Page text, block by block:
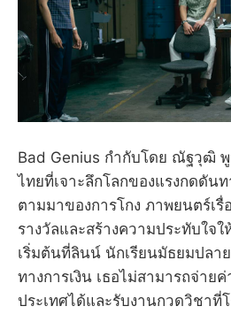
Bad Genius กำกับโดย ณัฐวุฒิ
ไทยที่เจาะลึกโลกของแรงกดดัน
ตามมาของการโกง ภาพยนตร์เรื่
รางวัลและสร้างความประทับใจ
เริ่มต้นที่ลินน์ นักเรียนมัธยมปลา
ทางการเงิน เธอไม่สามารถจ่าย
ประเทศได้และรับงานกวดวิชาที่